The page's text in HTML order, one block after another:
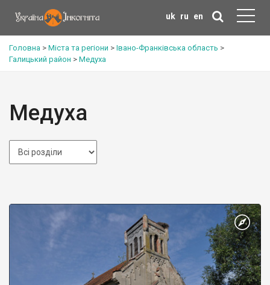
uk ru en
Головна > Міста та регіони > Івано-Франківська область >
Галицький район > Медуха
Медуха